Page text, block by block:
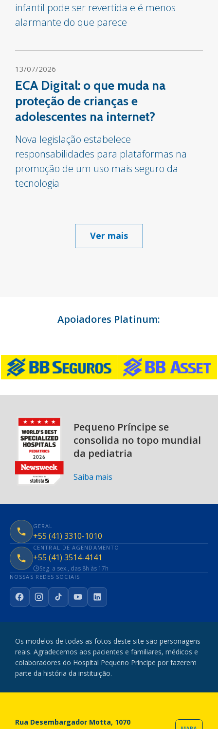
infantil pode ser revertida e é menos
alarmante do que parece
13/07/2026
ECA Digital: o que muda na
proteção de crianças e
adolescentes na internet?
Nova legislação estabelece
responsabilidades para plataformas na
promoção de um uso mais seguro da
tecnologia
Ver mais
Apoiadores Platinum:
Pequeno Príncipe se
consolida no topo mundial
da pediatria
Saiba mais
GERAL
+55 (41) 3310-1010
CENTRAL DE AGENDAMENTO
+55 (41) 3514-4141
Seg. a sex., das 8h às 17h
NOSSAS REDES SOCIAIS
FacebookInstagram
TikTokYouTubeLinkedIn
Os modelos de todas as fotos deste site são personagens
reais. Agradecemos aos pacientes e familiares, médicos e
colaboradores do Hospital Pequeno Príncipe por fazerem
parte da história da instituição.
Rua Desembargador Motta, 1070